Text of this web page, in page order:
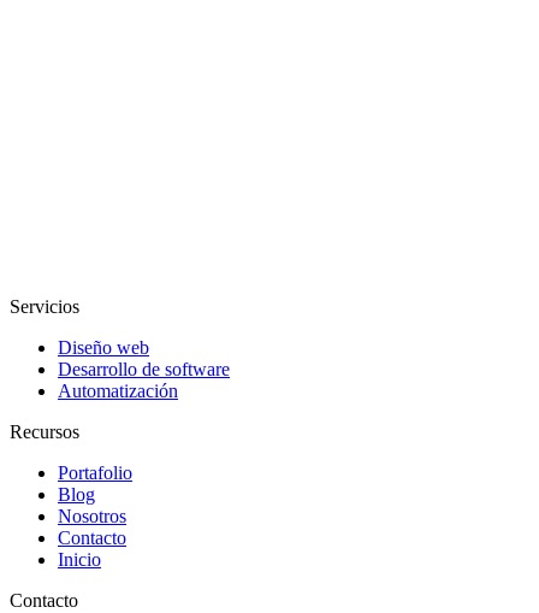
Servicios
Diseño web
Desarrollo de software
Automatización
Recursos
Portafolio
Blog
Nosotros
Contacto
Inicio
Contacto